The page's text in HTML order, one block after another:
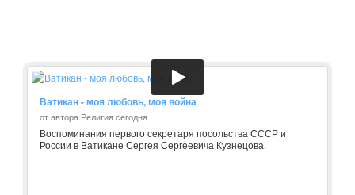
Ватикан - моя любовь, моя война
от автора Религия сегодня
Воспоминания первого секретаря посольства СССР и
России в Ватикане Сергея Сергеевича Кузнецова.